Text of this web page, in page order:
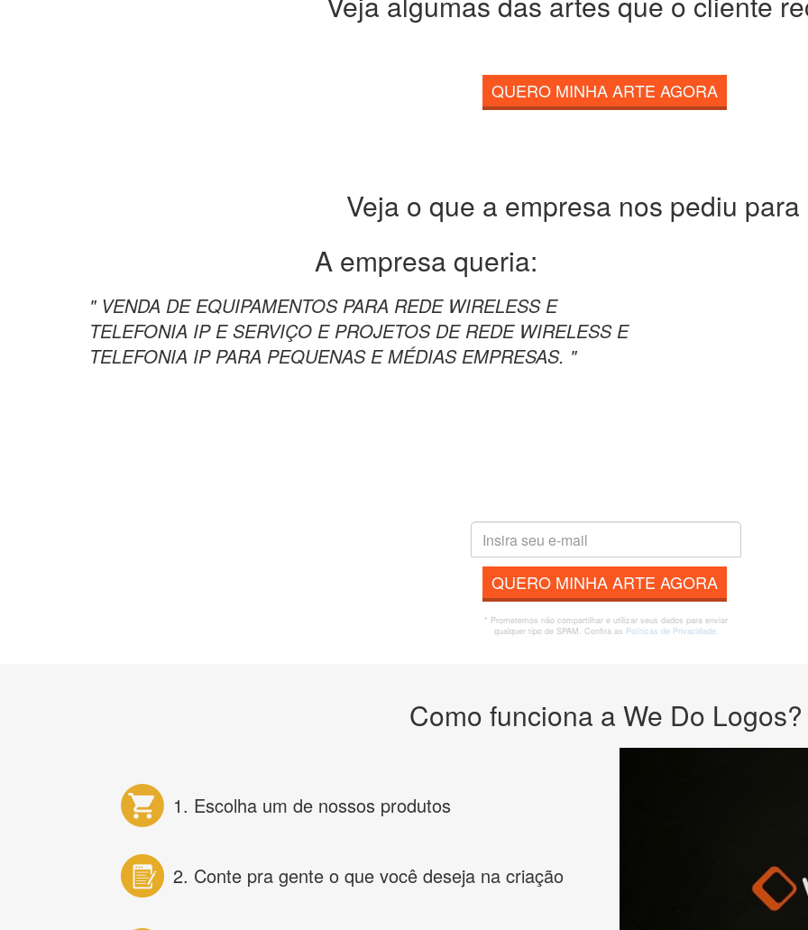
QUERO MINHA ARTE AGORA
Veja o que a empresa nos pediu para
A empresa queria:
" VENDA DE EQUIPAMENTOS PARA REDE WIRELESS E
TELEFONIA IP E SERVIÇO E PROJETOS DE REDE WIRELESS E
TELEFONIA IP PARA PEQUENAS E MÉDIAS EMPRESAS. "
QUERO MINHA ARTE AGORA
* Prometemos não compartilhar e utilizar seus dados para enviar
qualquer tipo de SPAM. Confira as Políticas de Privacidade.
Como funciona a We Do Logos?
1. Escolha um de nossos produtos
2. Conte pra gente o que você deseja na criação